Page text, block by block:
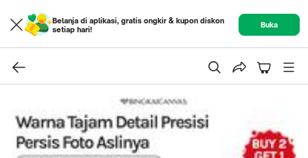
Belanja di aplikasi, gratis ongkir & kupon diskon
setiap hari!
Buka